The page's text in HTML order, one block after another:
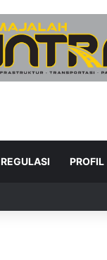
REGULASI PROFIL